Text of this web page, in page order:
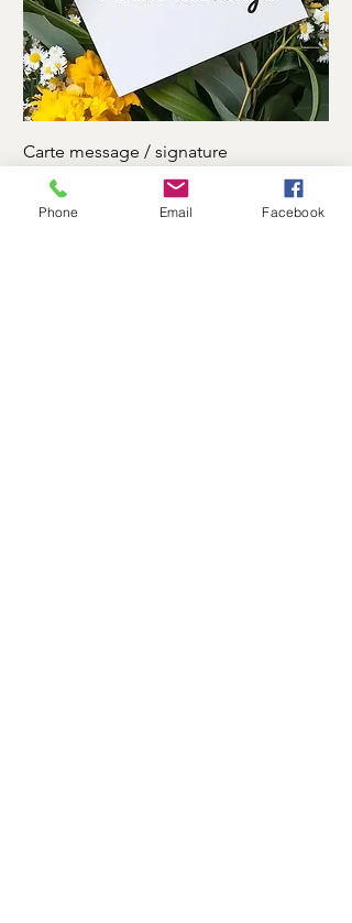
Carte message / signature
Prix
0,00 €
Phone Email Facebook